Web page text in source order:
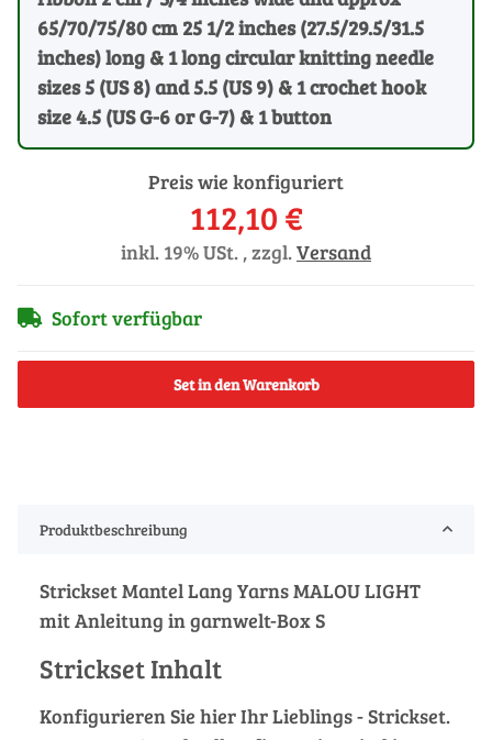
65/70/75/80 cm 25 1/2 inches (27.5/29.5/31.5
inches) long & 1 long circular knitting needle
sizes 5 (US 8) and 5.5 (US 9) & 1 crochet hook
size 4.5 (US G-6 or G-7) & 1 button
Preis wie konfiguriert
112,10 €
inkl. 19% USt. , zzgl.Versand
Sofort verfügbar
Set in den Warenkorb
Produktbeschreibung
Strickset Mantel Lang Yarns MALOU LIGHT
mit Anleitung in garnwelt-Box S
Strickset Inhalt
Konfigurieren Sie hier Ihr Lieblings - Strickset.